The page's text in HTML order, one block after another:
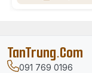
TanTrung.Com
091 769 0196